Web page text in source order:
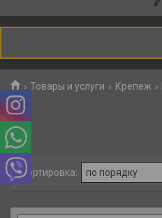
Товары и услуги Крепеж